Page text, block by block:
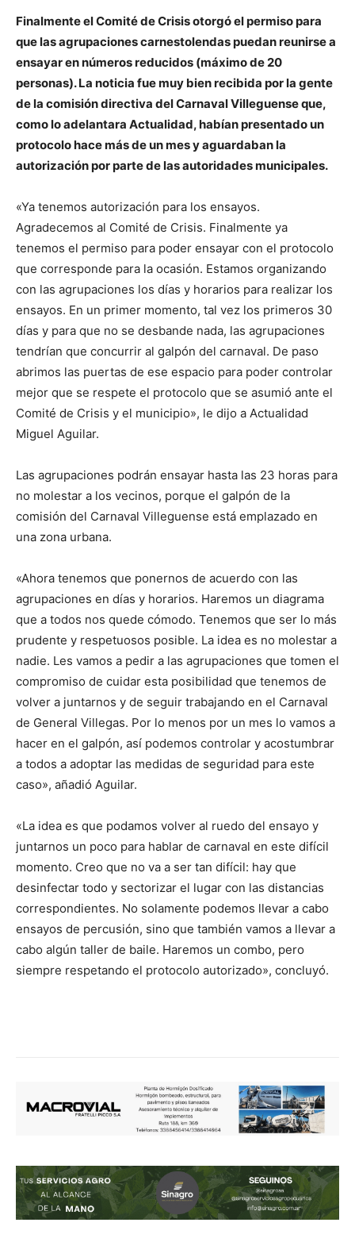
Finalmente el Comité de Crisis otorgó el permiso para
que las agrupaciones carnestolendas puedan reunirse a
ensayar en números reducidos (máximo de 20
personas). La noticia fue muy bien recibida por la gente
de la comisión directiva del Carnaval Villeguense que,
como lo adelantara Actualidad, habían presentado un
protocolo hace más de un mes y aguardaban la
autorización por parte de las autoridades municipales.
«Ya tenemos autorización para los ensayos.
Agradecemos al Comité de Crisis. Finalmente ya
tenemos el permiso para poder ensayar con el protocolo
que corresponde para la ocasión. Estamos organizando
con las agrupaciones los días y horarios para realizar los
ensayos. En un primer momento, tal vez los primeros 30
días y para que no se desbande nada, las agrupaciones
tendrían que concurrir al galpón del carnaval. De paso
abrimos las puertas de ese espacio para poder controlar
mejor que se respete el protocolo que se asumió ante el
Comité de Crisis y el municipio», le dijo a Actualidad
Miguel Aguilar.
Las agrupaciones podrán ensayar hasta las 23 horas para
no molestar a los vecinos, porque el galpón de la
comisión del Carnaval Villeguense está emplazado en
una zona urbana.
«Ahora tenemos que ponernos de acuerdo con las
agrupaciones en días y horarios. Haremos un diagrama
que a todos nos quede cómodo. Tenemos que ser lo más
prudente y respetuosos posible. La idea es no molestar a
nadie. Les vamos a pedir a las agrupaciones que tomen el
compromiso de cuidar esta posibilidad que tenemos de
volver a juntarnos y de seguir trabajando en el Carnaval
de General Villegas. Por lo menos por un mes lo vamos a
hacer en el galpón, así podemos controlar y acostumbrar
a todos a adoptar las medidas de seguridad para este
caso», añadió Aguilar.
«La idea es que podamos volver al ruedo del ensayo y
juntarnos un poco para hablar de carnaval en este difícil
momento. Creo que no va a ser tan difícil: hay que
desinfectar todo y sectorizar el lugar con las distancias
correspondientes. No solamente podemos llevar a cabo
ensayos de percusión, sino que también vamos a llevar a
cabo algún taller de baile. Haremos un combo, pero
siempre respetando el protocolo autorizado», concluyó.